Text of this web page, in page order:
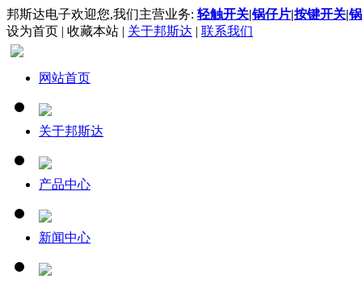
邦斯达电子欢迎您,我们主营业务: 轻触开关|锅仔片|按键开关|
设为首页 | 收藏本站 | 关于邦斯达 | 联系我们
网站首页
关于邦斯达
产品中心
新闻中心